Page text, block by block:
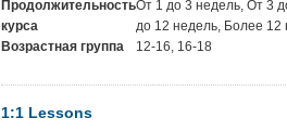
Продолжительность
курса
От 1 до 3 недель, От 3
до 12 недель, Более 12
Возрастная группа
12-16, 16-18
1:1 Lessons